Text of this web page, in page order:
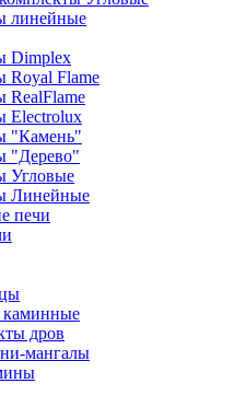
линейные
Dimplex
Royal Flame
RealFlame
Electrolux
"Камень"
"Дерево"
Угловые
Линейные
печи
дров
мангалы